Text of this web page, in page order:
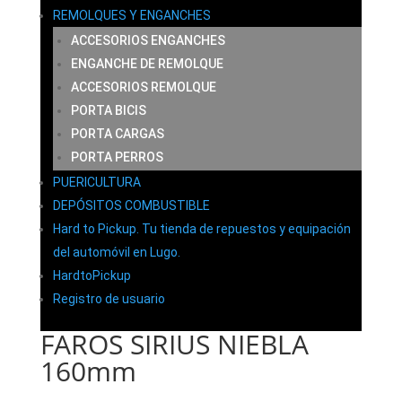
REMOLQUES Y ENGANCHES
ACCESORIOS ENGANCHES
ENGANCHE DE REMOLQUE
ACCESORIOS REMOLQUE
PORTA BICIS
PORTA CARGAS
PORTA PERROS
PUERICULTURA
DEPÓSITOS COMBUSTIBLE
Hard to Pickup. Tu tienda de repuestos y equipación
del automóvil en Lugo.
HardtoPickup
Registro de usuario
FAROS SIRIUS NIEBLA
160mm